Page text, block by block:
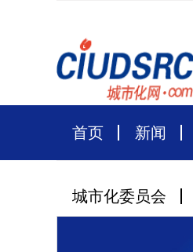
首页 新闻
城市化委员会